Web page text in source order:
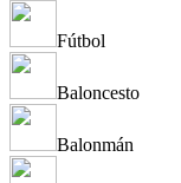
Fútbol
Baloncesto
Balonmán